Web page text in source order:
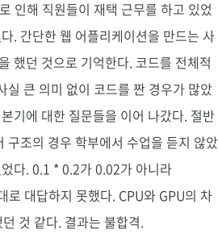
인해 직원들이 재택 근무를 하고 있었
. 간단한 웹 어플리케이션을 만드는 사
했던 것으로 기억한다. 코드를 전체적
큰 의미 없이 코드를 짠 경우가 많았
기에 대한 질문들을 이어 나갔다. 절반
조의 경우 학부에서 수업을 듣지 않았
다. 0.1 * 0.2가 0.02가 아니라
대답하지 못했다. CPU와 GPU의 차
것 같다. 결과는 불합격.